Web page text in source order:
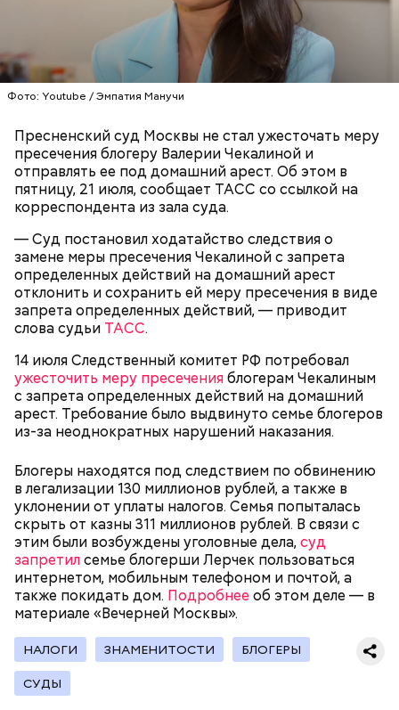
Фото: Youtube / Эмпатия Манучи
Пресненский суд Москвы не стал ужесточать меру
пресечения блогеру Валерии Чекалиной и
отправлять ее под домашний арест. Об этом в
пятницу, 21 июля, сообщает ТАСС со ссылкой на
корреспондента из зала суда.
— Суд постановил ходатайство следствия о
замене меры пресечения Чекалиной с запрета
определенных действий на домашний арест
отклонить и сохранить ей меру пресечения в виде
запрета определенных действий, — приводит
слова судьи ТАСС.
14 июля Следственный комитет РФ потребовал
ужесточить меру пресеченияблогерам Чекалиным
с запрета определенных действий на домашний
арест. Требование было выдвинуто семье блогеров
из-за неоднократных нарушений наказания.
Блогеры находятся под следствием по обвинению
в легализации 130 миллионов рублей, а также в
уклонении от уплаты налогов. Семья попыталась
скрыть от казны 311 миллионов рублей. В связи с
этим были возбуждены уголовные дела, суд
запретилсемье блогерши Лерчек пользоваться
интернетом, мобильным телефоном и почтой, а
также покидать дом. Подробнее об этом деле — в
материале «Вечерней Москвы».
НАЛОГИ ЗНАМЕНИТОСТИ БЛОГЕРЫ
СУДЫ
«Параграф-88» — кто они?
«Параграф-88» оказался 18-летний житель Москвы
Михаил Балашов. Допрос с его участием
опубликовалав Сети редакция RT. Молодой
человек признался, что организовал сообщество и
вовлек туда несовершеннолетних россиян. Их
лиц неславянской наружности.
— Вам начать рассказывать с начала или с конца?
Королева доски